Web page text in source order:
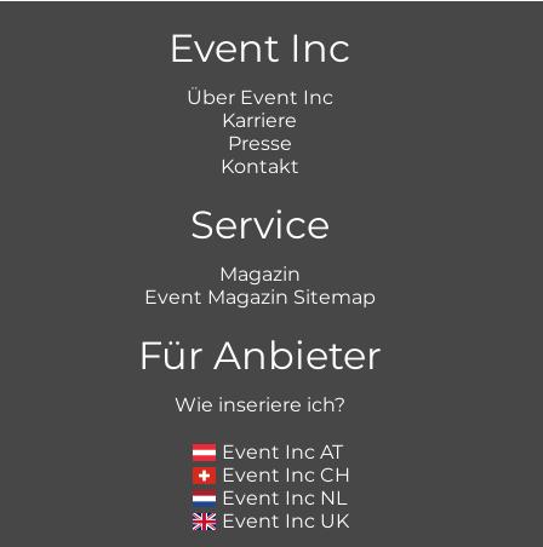
Event Inc
Über Event Inc
Karriere
Presse
Kontakt
Service
Magazin
Event Magazin Sitemap
Für Anbieter
Wie inseriere ich?
Event Inc AT
Event Inc CH
Event Inc NL
Event Inc UK